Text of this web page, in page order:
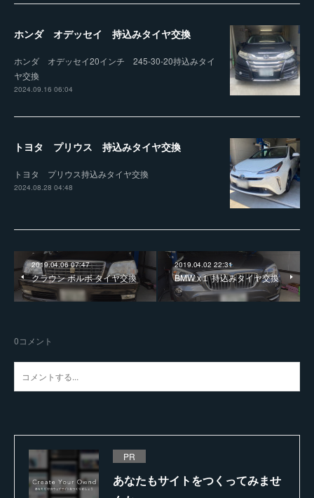
ホンダ オデッセイ 持込みタイヤ交換
ホンダ オデッセイ20インチ 245-30-20持込みタイ
ヤ交換
2024.09.16 06:04
トヨタ プリウス 持込みタイヤ交換
トヨタ プリウス持込みタイヤ交換
2024.08.28 04:48
2019.04.06 07:47
クラウン ボルボ タイヤ交換
2019.04.02 22:31
BMW x１ 持込みタイヤ交換
0コメント
PR
あなたもサイトをつくってみませ